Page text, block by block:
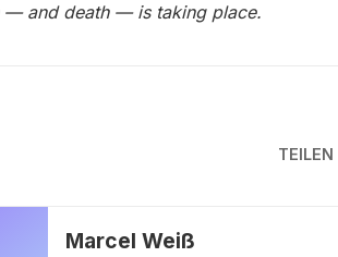
— and death — is taking place.
TEILEN
Marcel Weiß